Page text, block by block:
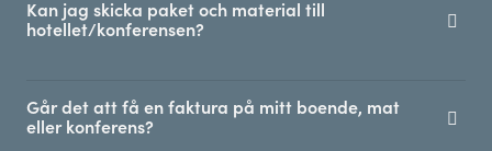
Kan jag skicka paket och material till
hotellet/konferensen?
Går det att få en faktura på mitt boende, mat
eller konferens?